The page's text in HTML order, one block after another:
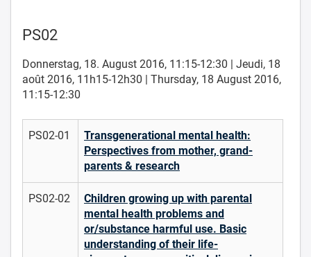
PS02
Donnerstag, 18. August 2016, 11:15-12:30 | Jeudi, 18
août 2016, 11h15-12h30 | Thursday, 18 August 2016,
11:15-12:30
PS02-01
Transgenerational mental health:
Perspectives from mother, grand-
parents & research
PS02-02
Children growing up with parental
mental health problems and
or/substance harmful use. Basic
understanding of their life-